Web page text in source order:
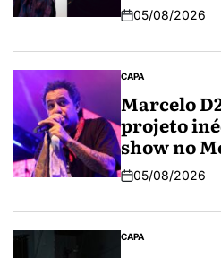
05/08/2026
CAPA
Marcelo
projeto
show no
05/08/2026
CAPA